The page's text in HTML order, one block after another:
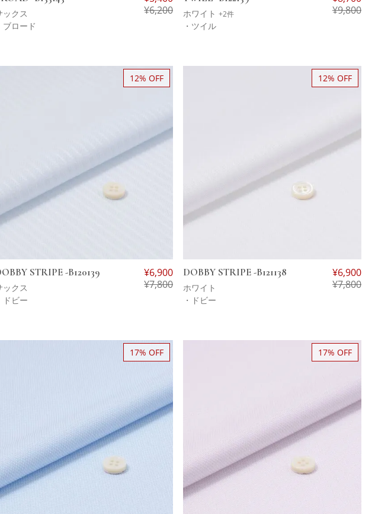
ックス
¥6,200
ブロード
ホワイト +2件
¥9,800
・ツイル
12% OFF
STRIPE -B120139
ックス
¥6,900
¥7,800
ドビー
12% OFF
DOBBY STRIPE -B121138
ホワイト
¥6,900
¥7,800
・ドビー
17% OFF 17% OFF